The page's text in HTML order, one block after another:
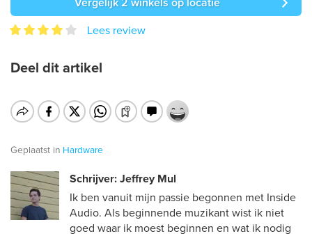
Vergelijk 2 winkels op locatie
Lees review
Deel dit artikel
Geplaatst in Hardware
Schrijver: Jeffrey Mul
Ik ben vanuit mijn passie begonnen met Inside
Audio. Als beginnende muzikant wist ik niet
goed waar ik moest beginnen en wat ik nodig